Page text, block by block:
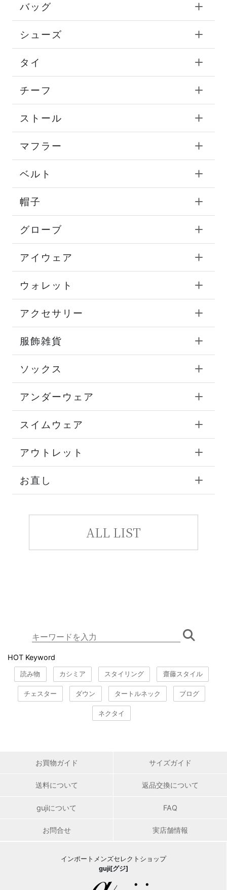
バッグ
シューズ
タイ
チーフ
ストール
マフラー
ベルト
帽子
グローブ
アイウェア
ウォレット
アクセサリー
服飾雑貨
ソックス
アンダーウェア
スイムウェア
アウトレット
お直し
ALL LIST
HOT Keyword
読み物 カシミア スタイリング 齋藤スタイル
チェスター ダウン タートルネック ブログ
ネクタイ
お買物ガイド サイズガイド
送料について 返品交換について
gujiについて FAQ
お問合せ 実店舗情報
インポートメンズセレクトショップ
guji[グジ]